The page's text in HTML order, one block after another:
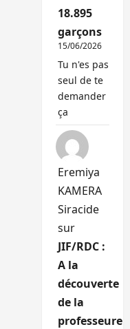
18.895
garçons
15/06/2026
Tu n'es pas
seul de te
demander
ça
Eremiya
KAMERA
Siracide
sur
JIF/RDC :
A la
découverte
de la
professeure